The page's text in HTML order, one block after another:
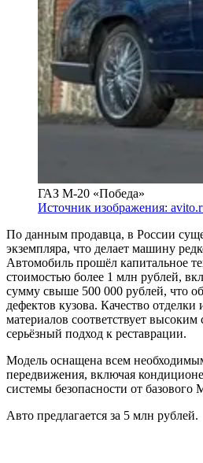
ГАЗ М-20 «Победа»
Источник изображения:
По данным продавца, в России
экземпляра, что делает машину
Автомобиль прошёл капитальное
стоимостью более 1 млн рублей,
сумму свыше 500 000 рублей, что
дефектов кузова. Качество
материалов соответствует высоким
серьёзный подход к реставрации.
Модель оснащена всем
передвижения, включая
системы безопасности от базового
Авто предлагается за 5 млн рублей.